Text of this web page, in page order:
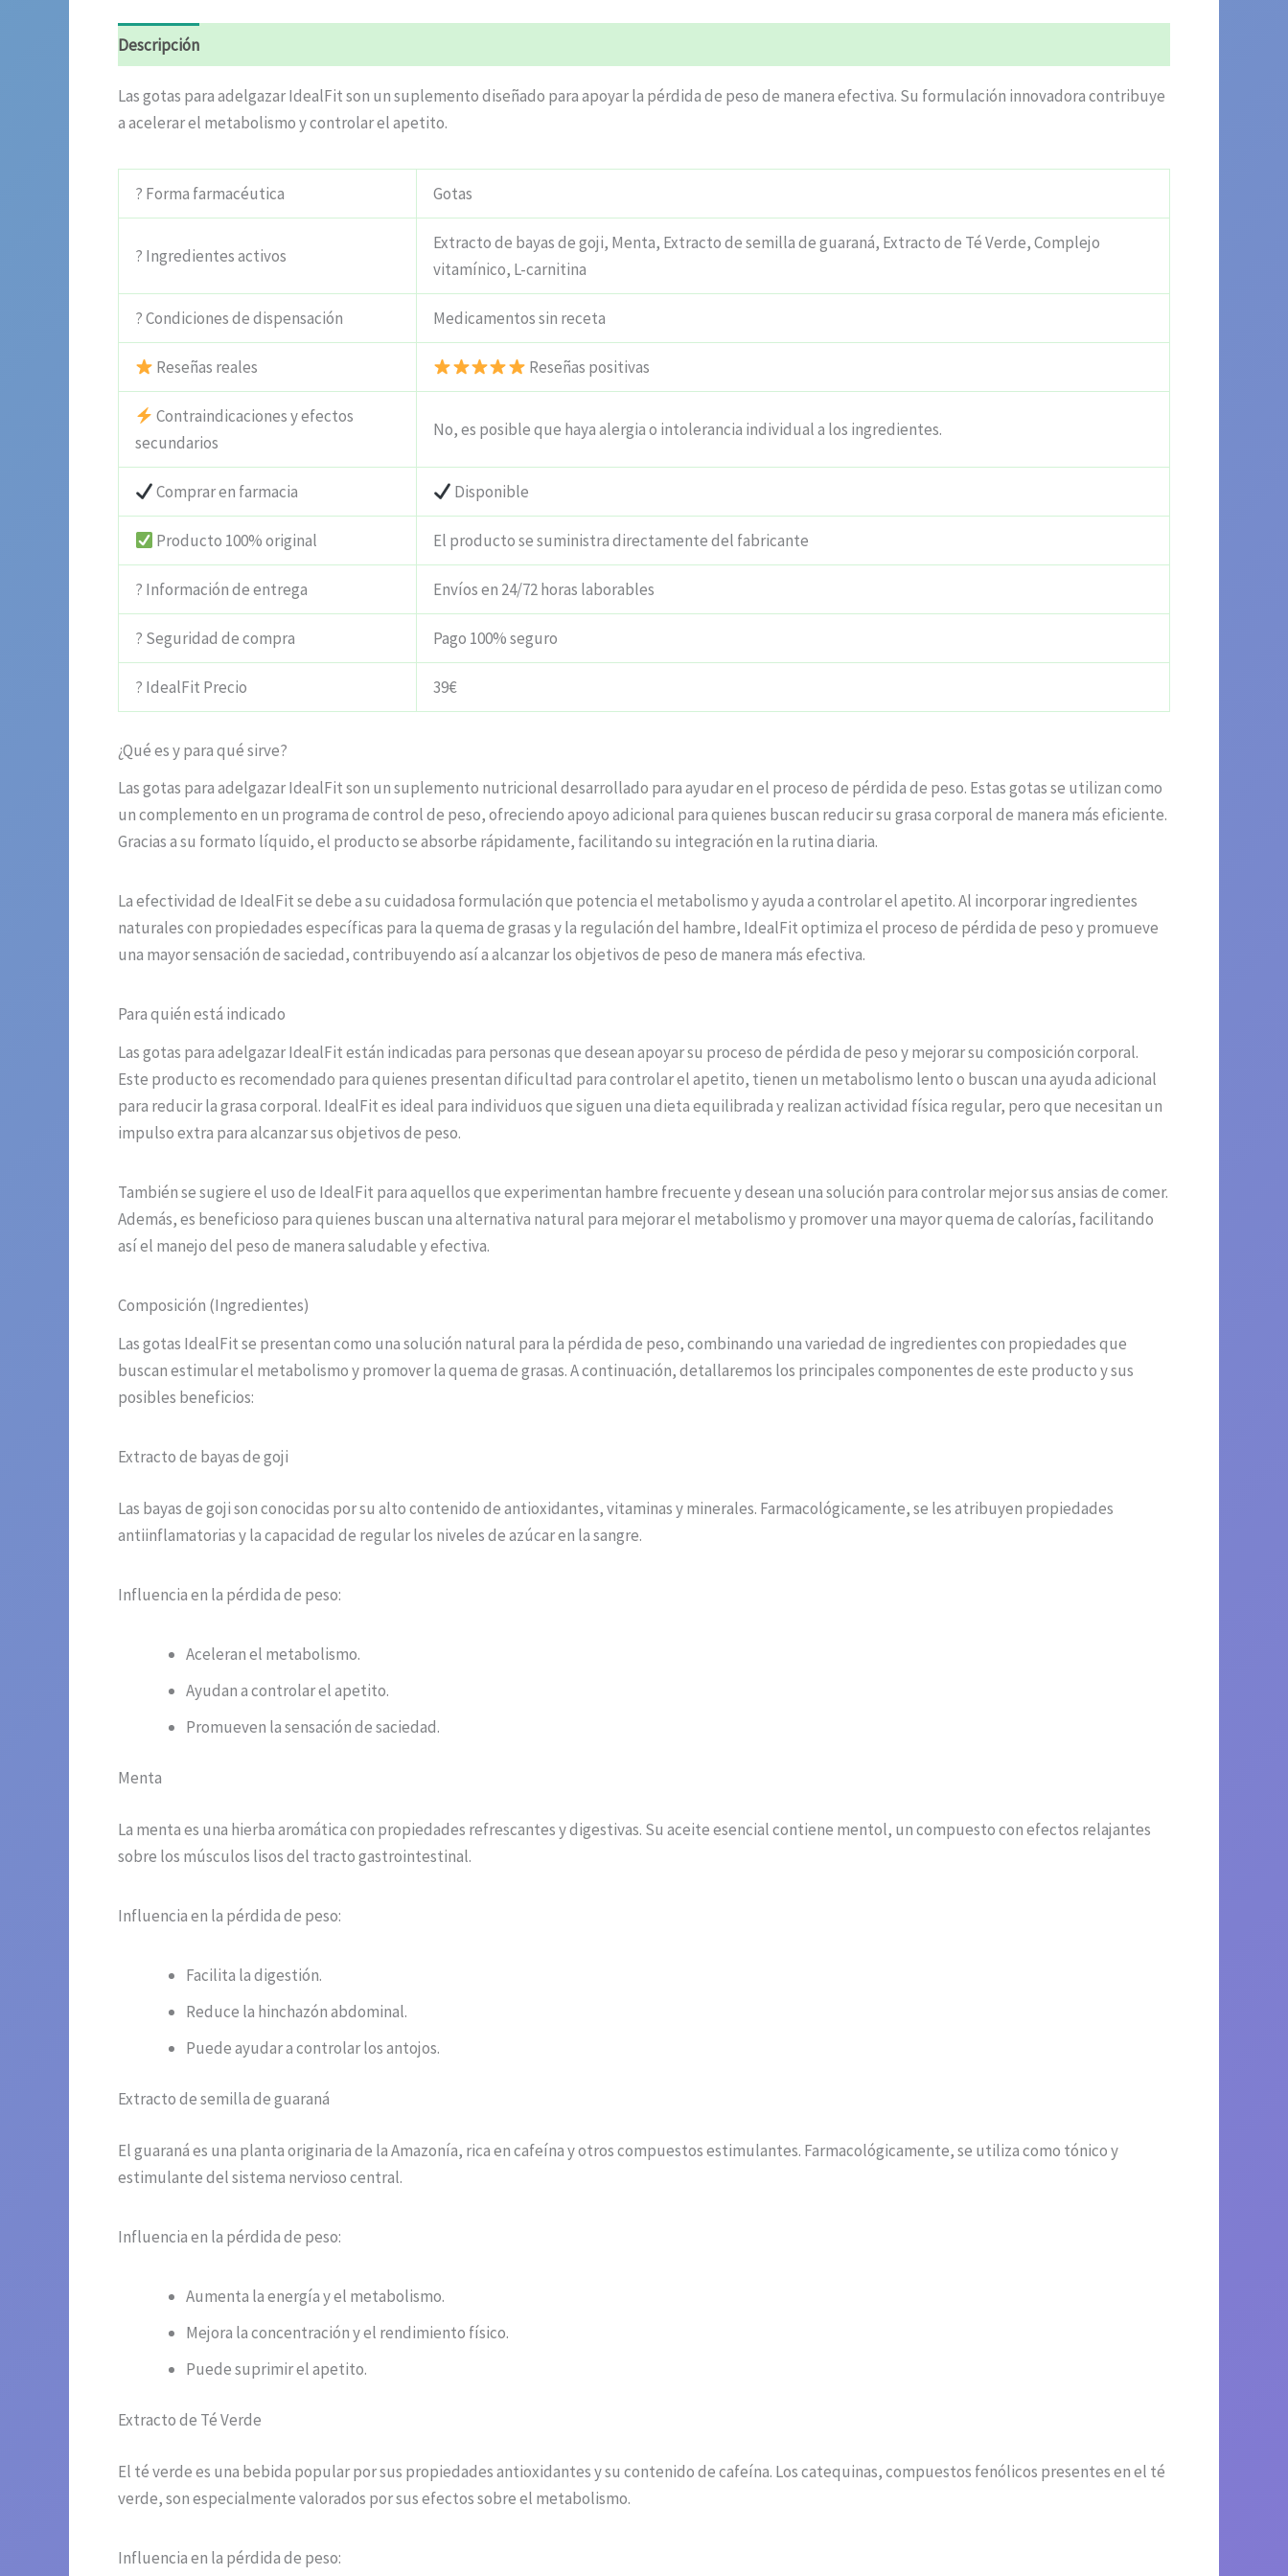
Descripción
Las gotas para adelgazar IdealFit son un suplemento diseñado para apoyar la pérdida de peso de manera efectiva. Su formulación innovadora contribuye
a acelerar el metabolismo y controlar el apetito.
? Forma farmacéutica Gotas
? Ingredientes activos
Extracto de bayas de goji, Menta, Extracto de semilla de guaraná, Extracto de Té Verde, Complejo
vitamínico, L-carnitina
? Condiciones de dispensación Medicamentos sin receta
Reseñas reales Reseñas positivas
Contraindicaciones y efectos
secundarios
No, es posible que haya alergia o intolerancia individual a los ingredientes.
Comprar en farmacia Disponible
Producto 100% original El producto se suministra directamente del fabricante
? Información de entrega Envíos en 24/72 horas laborables
? Seguridad de compra Pago 100% seguro
? IdealFit Precio 39€
¿Qué es y para qué sirve?
Las gotas para adelgazar IdealFit son un suplemento nutricional desarrollado para ayudar en el proceso de pérdida de peso. Estas gotas se utilizan como
un complemento en un programa de control de peso, ofreciendo apoyo adicional para quienes buscan reducir su grasa corporal de manera más eficiente.
Gracias a su formato líquido, el producto se absorbe rápidamente, facilitando su integración en la rutina diaria.
La efectividad de IdealFit se debe a su cuidadosa formulación que potencia el metabolismo y ayuda a controlar el apetito. Al incorporar ingredientes
naturales con propiedades específicas para la quema de grasas y la regulación del hambre, IdealFit optimiza el proceso de pérdida de peso y promueve
una mayor sensación de saciedad, contribuyendo así a alcanzar los objetivos de peso de manera más efectiva.
Para quién está indicado
Las gotas para adelgazar IdealFit están indicadas para personas que desean apoyar su proceso de pérdida de peso y mejorar su composición corporal.
Este producto es recomendado para quienes presentan dificultad para controlar el apetito, tienen un metabolismo lento o buscan una ayuda adicional
para reducir la grasa corporal. IdealFit es ideal para individuos que siguen una dieta equilibrada y realizan actividad física regular, pero que necesitan un
impulso extra para alcanzar sus objetivos de peso.
También se sugiere el uso de IdealFit para aquellos que experimentan hambre frecuente y desean una solución para controlar mejor sus ansias de comer.
Además, es beneficioso para quienes buscan una alternativa natural para mejorar el metabolismo y promover una mayor quema de calorías, facilitando
así el manejo del peso de manera saludable y efectiva.
Composición (Ingredientes)
Las gotas IdealFit se presentan como una solución natural para la pérdida de peso, combinando una variedad de ingredientes con propiedades que
buscan estimular el metabolismo y promover la quema de grasas. A continuación, detallaremos los principales componentes de este producto y sus
posibles beneficios:
Extracto de bayas de goji
Las bayas de goji son conocidas por su alto contenido de antioxidantes, vitaminas y minerales. Farmacológicamente, se les atribuyen propiedades
antiinflamatorias y la capacidad de regular los niveles de azúcar en la sangre.
Influencia en la pérdida de peso:
Aceleran el metabolismo.
Ayudan a controlar el apetito.
Promueven la sensación de saciedad.
Menta
La menta es una hierba aromática con propiedades refrescantes y digestivas. Su aceite esencial contiene mentol, un compuesto con efectos relajantes
sobre los músculos lisos del tracto gastrointestinal.
Influencia en la pérdida de peso:
Facilita la digestión.
Reduce la hinchazón abdominal.
Puede ayudar a controlar los antojos.
Extracto de semilla de guaraná
El guaraná es una planta originaria de la Amazonía, rica en cafeína y otros compuestos estimulantes. Farmacológicamente, se utiliza como tónico y
estimulante del sistema nervioso central.
Influencia en la pérdida de peso:
Aumenta la energía y el metabolismo.
Mejora la concentración y el rendimiento físico.
Puede suprimir el apetito.
Extracto de Té Verde
El té verde es una bebida popular por sus propiedades antioxidantes y su contenido de cafeína. Los catequinas, compuestos fenólicos presentes en el té
verde, son especialmente valorados por sus efectos sobre el metabolismo.
Influencia en la pérdida de peso: